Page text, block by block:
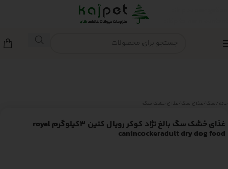
خانه سگ غذای سگ غذای خشک سگ
غذای خشک سگ بالغ نژاد کوکر رویال کنین 3کیلوگرم royal
canincockeradult dry dog food